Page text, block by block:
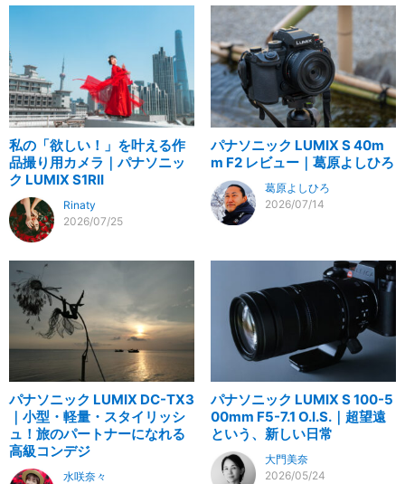
私の「欲しい！」を叶える作
品撮り用カメラ｜パナソニッ
ク LUMIX S1RII
Rinaty
2026/07/25
パナソニック LUMIX S 40m
m F2 レビュー｜葛原よしひろ
葛原よしひろ
2026/07/14
パナソニック LUMIX DC-TX3
｜小型・軽量・スタイリッシ
ュ！旅のパートナーになれる
高級コンデジ
水咲奈々
パナソニック LUMIX S 100-5
00mm F5-7.1 O.I.S.｜超望遠
という、新しい日常
大門美奈
2026/05/24